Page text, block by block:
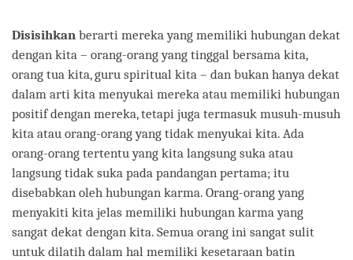
Disisihkan berarti mereka yang memiliki hubungan dekat
dengan kita – orang-orang yang tinggal bersama kita,
orang tua kita, guru spiritual kita – dan bukan hanya dekat
dalam arti kita menyukai mereka atau memiliki hubungan
positif dengan mereka, tetapi juga termasuk musuh-musuh
kita atau orang-orang yang tidak menyukai kita. Ada
orang-orang tertentu yang kita langsung suka atau
langsung tidak suka pada pandangan pertama; itu
disebabkan oleh hubungan karma. Orang-orang yang
menyakiti kita jelas memiliki hubungan karma yang
sangat dekat dengan kita. Semua orang ini sangat sulit
untuk dilatih dalam hal memiliki kesetaraan batin